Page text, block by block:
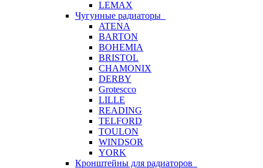
LEMAX
Чугунные радиаторы
ATENA
BARTON
BOHEMIA
BRISTOL
CHAMONIX
DERBY
Grotescco
LILLE
READING
TELFORD
TOULON
WINDSOR
YORK
Кронштейны для радиаторов